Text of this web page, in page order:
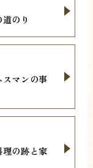
のり
マンの事
の跡と家